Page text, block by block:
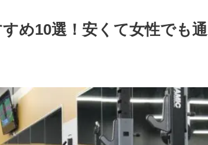
め10選！安くて女性でも通